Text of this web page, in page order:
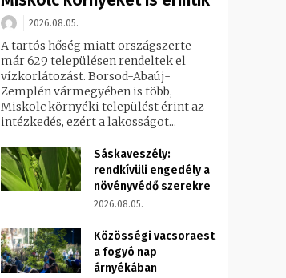
2026.08.05.
A tartós hőség miatt országszerte
már 629 településen rendeltek el
vízkorlátozást. Borsod-Abaúj-
Zemplén vármegyében is több,
Miskolc környéki települést érint az
intézkedés, ezért a lakosságot...
Sáskaveszély:
rendkívüli engedély a
növényvédő szerekre
2026.08.05.
Közösségi vacsoraest
a fogyó nap
árnyékában